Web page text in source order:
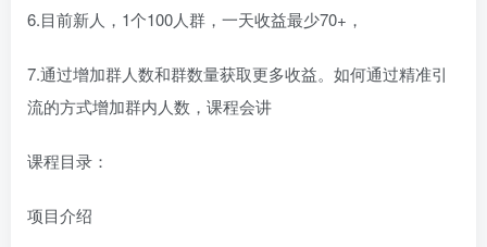
6.目前新人，1个100人群，一天收益最少70+，
7.通过增加群人数和群数量获取更多收益。如何通过精准引
流的方式增加群内人数，课程会讲
课程目录：
项目介绍